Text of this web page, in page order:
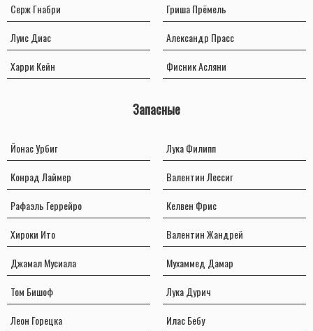
Серж Гнабри
Луис Диас
Харри Кейн
Гриша Прёмель
Александр Прасс
Фисник Асляни
Запасные
Йонас Урбиг
Конрад Лаймер
Рафаэль Геррейро
Хироки Ито
Джамал Мусиала
Том Бишоф
Леон Горецка
Лука Филипп
Валентин Лессиг
Келвен Фрис
Валентин Жандрей
Мухаммед Дамар
Лука Дурич
Илас Бебу